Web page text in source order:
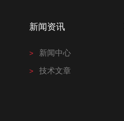
新闻资讯
新闻中心
技术文章